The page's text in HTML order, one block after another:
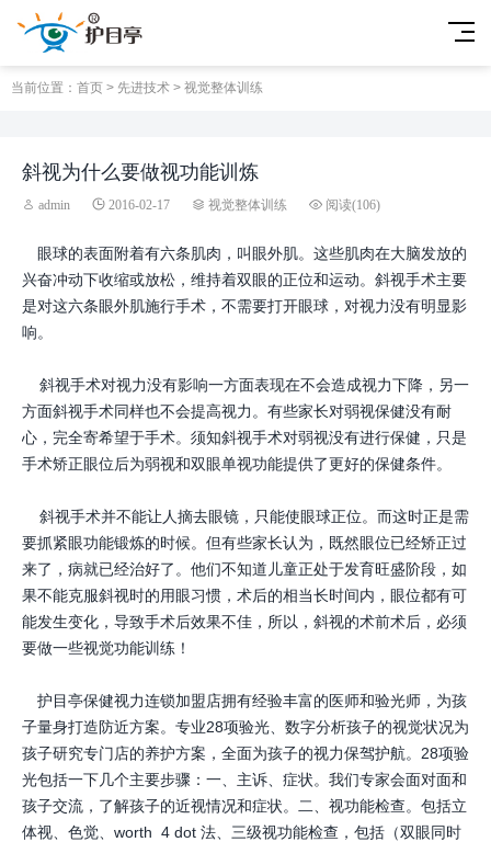
当前位置： 首页 > 先进技术 > 视觉整体训练
斜视为什么要做视功能训炼
admin 2016-02-17 视觉整体训练 阅读(106)
眼球的表面附着有六条肌肉，叫眼外肌。这些肌肉在大脑发放的
兴奋冲动下收缩或放松，维持着双眼的正位和运动。斜视手术主要
是对这六条眼外肌施行手术，不需要打开眼球，对视力没有明显影
响。
斜视手术对视力没有影响一方面表现在不会造成视力下降，另一
方面斜视手术同样也不会提高视力。有些家长对弱视保健没有耐
心，完全寄希望于手术。须知斜视手术对弱视没有进行保健，只是
手术矫正眼位后为弱视和双眼单视功能提供了更好的保健条件。
斜视手术并不能让人摘去眼镜，只能使眼球正位。而这时正是需
要抓紧眼功能锻炼的时候。但有些家长认为，既然眼位已经矫正过
来了，病就已经治好了。他们不知道儿童正处于发育旺盛阶段，如
果不能克服斜视时的用眼习惯，术后的相当长时间内，眼位都有可
能发生变化，导致手术后效果不佳，所以，斜视的术前术后，必须
要做一些视觉功能训练！
护目亭保健视力连锁加盟店拥有经验丰富的医师和验光师，为孩
子量身打造防近方案。专业28项验光、数字分析孩子的视觉状况为
孩子研究专门店的养护方案，全面为孩子的视力保驾护航。28项验
光包括一下几个主要步骤：一、主诉、症状。我们专家会面对面和
孩子交流，了解孩子的近视情况和症状。二、视功能检查。包括立
体视、色觉、worth 4 dot 法、三级视功能检查，包括（双眼同时